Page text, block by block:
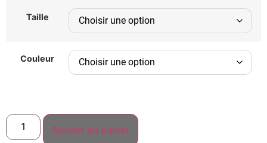
Taille
Couleur
Ajouter au panier